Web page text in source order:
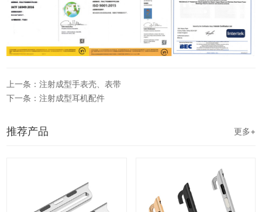
上一条：注射成型手表壳、表带
下一条：注射成型耳机配件
推荐产品 更多+